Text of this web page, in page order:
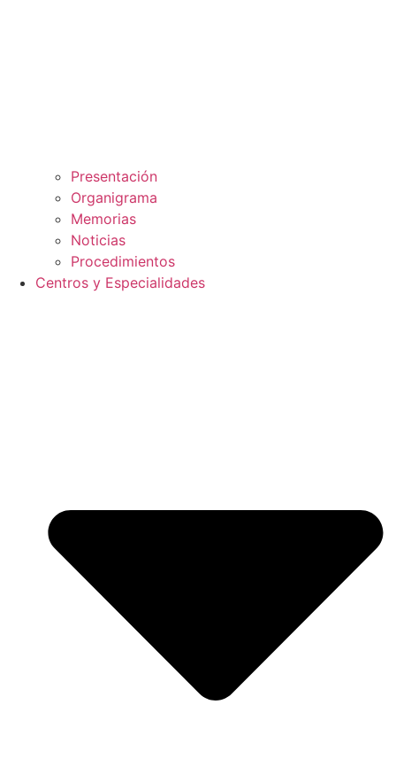
Presentación
Organigrama
Memorias
Noticias
Procedimientos
Centros y Especialidades